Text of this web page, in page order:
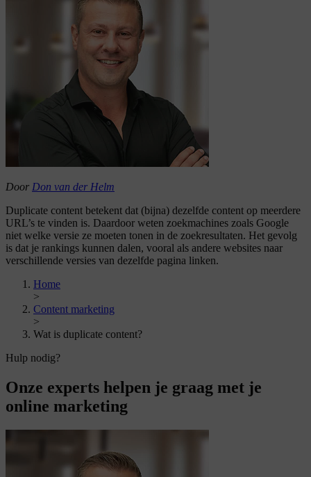
Door Don van der Helm
Duplicate content betekent dat (bijna) dezelfde content op meerdere
URL’s te vinden is. Daardoor weten zoekmachines zoals Google
niet welke versie ze moeten tonen in de zoekresultaten. Het gevolg
is dat je rankings kunnen dalen, vooral als andere websites naar
verschillende versies van dezelfde pagina linken.
Home
>
Content marketing
>
Wat is duplicate content?
Hulp nodig?
Onze experts helpen je graag met je
online marketing